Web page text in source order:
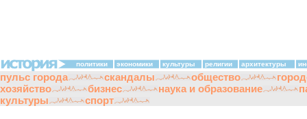
политики экономики культуры религии архитектуры
пульс города скандалы общество
хозяйство
бизнес наука и образование
культуры
спорт